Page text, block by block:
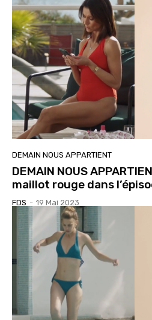
DEMAIN NOUS APPARTIENT
DEMAIN NOUS
maillot rouge dans
FDS - 19 Mai 2023